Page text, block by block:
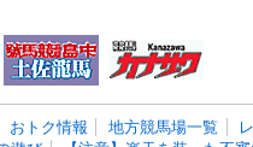
おトク情報 地方競馬場一覧